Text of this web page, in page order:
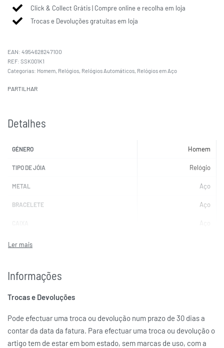
Click & Collect Grátis | Compre online e recolha em loja
Trocas e Devoluções gratuitas em loja
EAN: 4954628247100
SSK001K1
Categorias: Homem, Relógios, Relógios Automáticos, Relógios em Aço
PARTILHAR
Detalhes
GÉNERO Homem
TIPO DE JÓIA Relógio
METAL Aço
BRACELETE Aço
COR DA BRACELETE
COR DO MOSTRADOR
MOVIMENTO
VIDRO Hardlex
MARCAS SEIKO 5
Informações
Trocas e Devoluções
Pode efectuar uma troca ou devolução num prazo de 30 dias a
contar da data da fatura. Para efectuar uma troca ou devolução o
artigo tem de estar em bom estado, sem marcas de uso, com a